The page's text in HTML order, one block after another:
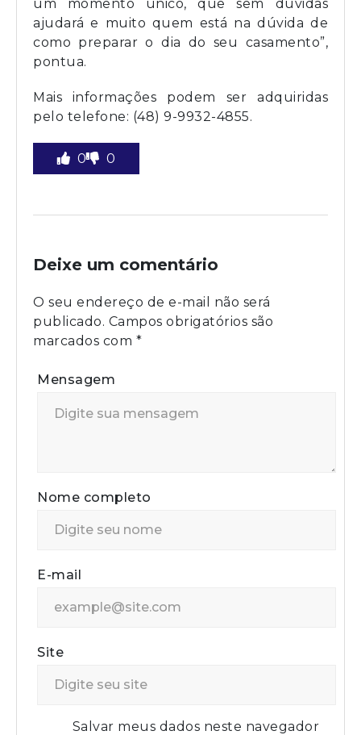
um momento único, que sem dúvidas
ajudará e muito quem está na dúvida de
como preparar o dia do seu casamento”,
pontua.
Mais informações podem ser adquiridas
pelo telefone: (48) 9-9932-4855.
0 0
Deixe um comentário
O seu endereço de e-mail não será
publicado. Campos obrigatórios são
marcados com *
Mensagem
Nome completo
E-mail
Site
Salvar meus dados neste navegador